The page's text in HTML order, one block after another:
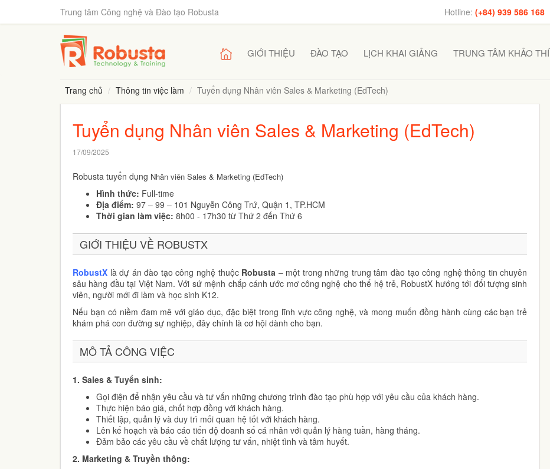
Trung tâm Công nghệ và Đào tạo Robusta Hotline: (+84) 939 586 168
GIỚI THIỆU ĐÀO TẠO LỊCH KHAI GIẢNG TRUNG TÂM KHẢO THÍ
Trang chủ Thông tin việc làm Tuyển dụng Nhân viên Sales & Marketing (EdTech)
Tuyển dụng Nhân viên Sales & Marketing (EdTech)
17/09/2025
Robusta tuyển dụng Nhân viên Sales & Marketing (EdTech)
Hình thức: Full-time
Địa điểm: 97 – 99 – 101 Nguyễn Công Trứ, Quận 1, TP.HCM
Thời gian làm việc: 8h00 - 17h30 từ Thứ 2 đến Thứ 6
GIỚI THIỆU VỀ ROBUSTX
RobustX là dự án đào tạo công nghệ thuộc Robusta – một trong những trung tâm đào tạo công nghệ thông tin chuyên
sâu hàng đầu tại Việt Nam. Với sứ mệnh chắp cánh ước mơ công nghệ cho thế hệ trẻ, RobustX hướng tới đối tượng sinh
viên, người mới đi làm và học sinh K12.
Nếu bạn có niềm đam mê với giáo dục, đặc biệt trong lĩnh vực công nghệ, và mong muốn đồng hành cùng các bạn trẻ
khám phá con đường sự nghiệp, đây chính là cơ hội dành cho bạn.
MÔ TẢ CÔNG VIỆC
1. Sales & Tuyển sinh:
Gọi điện để nhận yêu cầu và tư vấn những chương trình đào tạo phù hợp với yêu cầu của khách hàng.
Thực hiện báo giá, chốt hợp đồng với khách hàng.
Thiết lập, quản lý và duy trì mối quan hệ tốt với khách hàng.
Lên kế hoạch và báo cáo tiến độ doanh số cá nhân với quản lý hàng tuần, hàng tháng.
Đảm bảo các yêu cầu về chất lượng tư vấn, nhiệt tình và tâm huyết.
2. Marketing & Truyền thông: